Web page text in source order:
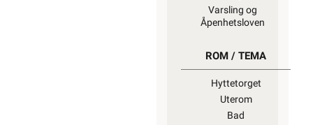
Varsling og
Åpenhetsloven
ROM / TEMA
Hyttetorget
Uterom
Bad